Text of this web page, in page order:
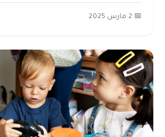
📅 2 مارس 2025